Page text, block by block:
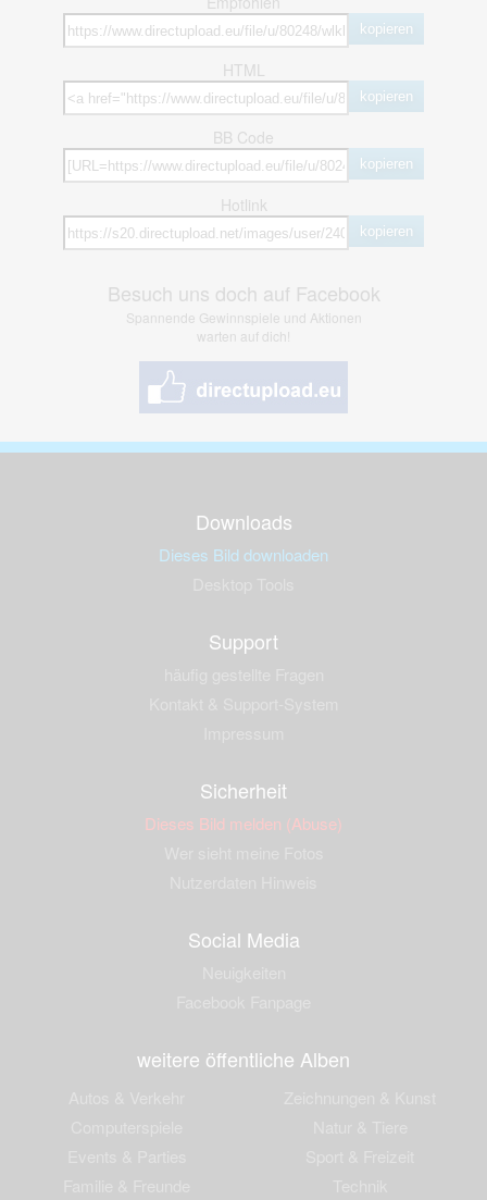
kopieren
HTML
kopieren
BB Code
kopieren
Hotlink
kopieren
Besuch uns doch auf Facebook
Spannende Gewinnspiele und Aktionen
warten auf dich!
Downloads
Dieses Bild downloaden
Support
Sicherheit
Dieses Bild melden (Abuse)
Social Media
weitere öffentliche Alben